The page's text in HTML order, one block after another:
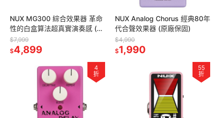
NUX MG300 綜合效果器 革命
性的白盒算法超真實演奏感 (原
廠保固)
$7,999
$4,899
NUX Analog Chorus 經典80年
代合聲效果器 (原廠保固)
$4,990
$1,990
4
折
55
折